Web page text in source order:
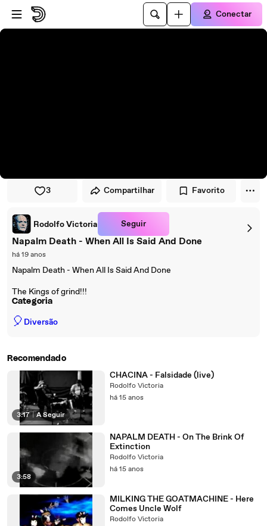
Pular para o player
Ir para o conteúdo principal
Conectar
3 Compartilhar Favorito
Rodolfo Victoria Seguir
Napalm Death - When All Is Said And Done
há 19 anos
Napalm Death - When All Is Said And Done
The Kings of grind!!!
Categoria
🎈 Diversão
Recomendado
3:17 | A Seguir
CHACINA - Falsidade (live)
Rodolfo Victoria
há 15 anos
3:58
NAPALM DEATH - On The Brink Of
Extinction
Rodolfo Victoria
há 15 anos
MILKING THE GOATMACHINE - Here
Comes Uncle Wolf
Rodolfo Victoria